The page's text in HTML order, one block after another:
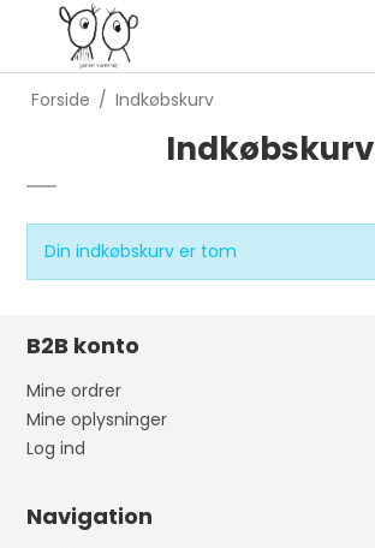
Forside / Indkøbskurv
Indkøbskurv
Din indkøbskurv er tom
B2B konto
Mine ordrer
Mine oplysninger
Log ind
Navigation